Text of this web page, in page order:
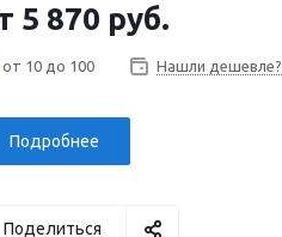
5 870 руб.
от 10 до 100 Нашли дешевле?
Подробнее
Поделиться